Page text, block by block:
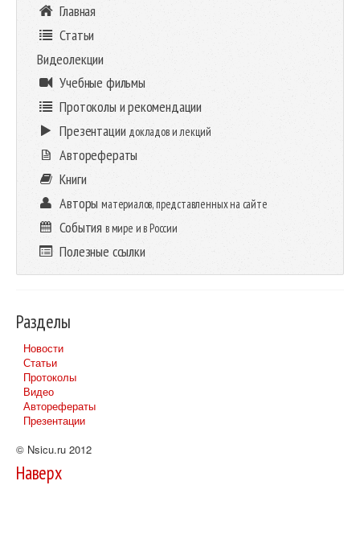
Главная
Статьи
Видеолекции
Учебные фильмы
Протоколы и рекомендации
Презентации докладов и лекций
Авторефераты
Книги
Авторыматериалов, представленных на сайте
События в мире и в России
Полезные ссылки
Разделы
Новости
Статьи
Протоколы
Видео
Авторефераты
Презентации
© Nsicu.ru 2012
Наверх